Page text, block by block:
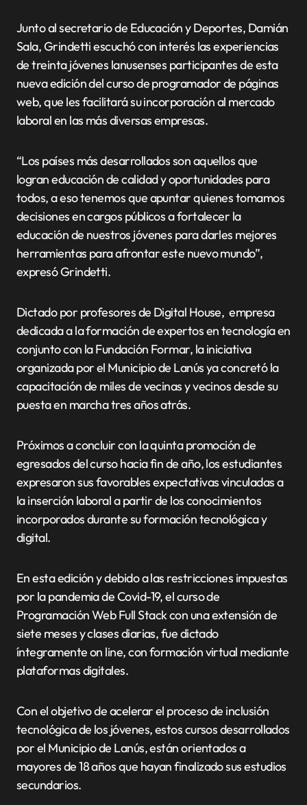
Junto al secretario de Educación y Deportes, Damián
Sala, Grindetti escuchó con interés las experiencias
de treinta jóvenes lanusenses participantes de esta
nueva edición del curso de programador de páginas
web, que les facilitará su incorporación al mercado
laboral en las más diversas empresas.
“Los países más desarrollados son aquellos que
logran educación de calidad y oportunidades para
todos, a eso tenemos que apuntar quienes tomamos
decisiones en cargos públicos a fortalecer la
educación de nuestros jóvenes para darles mejores
herramientas para afrontar este nuevo mundo”,
expresó Grindetti.
Dictado por profesores de Digital House, empresa
dedicada a la formación de expertos en tecnología en
conjunto con la Fundación Formar, la iniciativa
organizada por el Municipio de Lanús ya concretó la
capacitación de miles de vecinas y vecinos desde su
puesta en marcha tres años atrás.
Próximos a concluir con la quinta promoción de
egresados del curso hacia fin de año, los estudiantes
expresaron sus favorables expectativas vinculadas a
la inserción laboral a partir de los conocimientos
incorporados durante su formación tecnológica y
digital.
En esta edición y debido a las restricciones impuestas
por la pandemia de Covid-19, el curso de
Programación Web Full Stack con una extensión de
siete meses y clases diarias, fue dictado
íntegramente on line, con formación virtual mediante
plataformas digitales.
Con el objetivo de acelerar el proceso de inclusión
tecnológica de los jóvenes, estos cursos desarrollados
por el Municipio de Lanús, están orientados a
mayores de 18 años que hayan finalizado sus estudios
secundarios.